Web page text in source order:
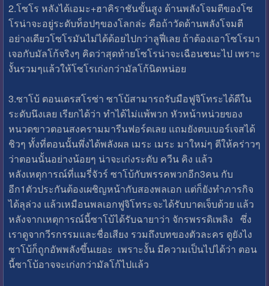
2.โซโร หลังได้เอมะ+ฮาคิราชันขั้นสูง ด้านพลังโจมตีของโซ
โรน่าจะอยู่ระดับท็อปๆของโลกล่ะ คือถ้าวัดด้านพลังโจมตี
อย่างเดียวโซโรมันไม่ได้ด้อยไปกว่าลูฟี่เลย ถ้าต้องเอาโซโรมา
เจอกับมัลโก้จริงๆ คิดว่าสุดท้ายโซโรน่าจะเฉือนชนะไป เพราะ
งั้นรวมๆแล้วให้โซโรเก่งกว่ามัลโก้นิดหน่อย
3.ซาโบ้ ตอนเดรสโรซ่า ซาโบ้สามารถรับมือฟูจิโทระได้ดีใน
ระดับนึงเลย เรียกได้ว่า ทำได้ไม่แพ้พวก หัวหน้าหน่วยของ
หนวดขาวตอนสงครามมารีนฟอร์ดเลย แถมยังตบเบอร์เจสได้
ชิวๆ ทั้งที่ตอนนั้นพึ่งได้พลังผล เมระ เมระ มาใหม่ๆ ตีให้คร่าวๆ
ว่าตอนนั้นอย่างน้อยๆ น่าจะเก่งระดับ ควีน คิง แล้ว
หลังเหตุการณ์ที่แมรี่จัวร์ ซาโบ้กับพรรคพวกอีก3คน กับ
อีก1ตัวประกันต้องเผชิญหน้ากับสองพลเอก แต่ก็ยังทำภารกิจ
ได้ลุล่วง แล้วเหมือนพลเอกฟูจิโทระจะได้รับบาดเจ็บด้วย แล้ว
หลังจากเหตุการณ์นี้ซาโบ้ได้รับฉายาว่า จักรพรรดิเพลิง ซึ่ง
เราดูจากวีรกรรมและชื่อเสียง รวมถึงบทของตัวละคร ดูยังไง
ซาโบ้ก็ถูกอัพพลังขึ้นเยอะ เพราะงั้น มีความเป็นไปได้ว่า ตอน
นี้ซาโบ้อาจจะเก่งกว่ามัลโก้ไปแล้ว